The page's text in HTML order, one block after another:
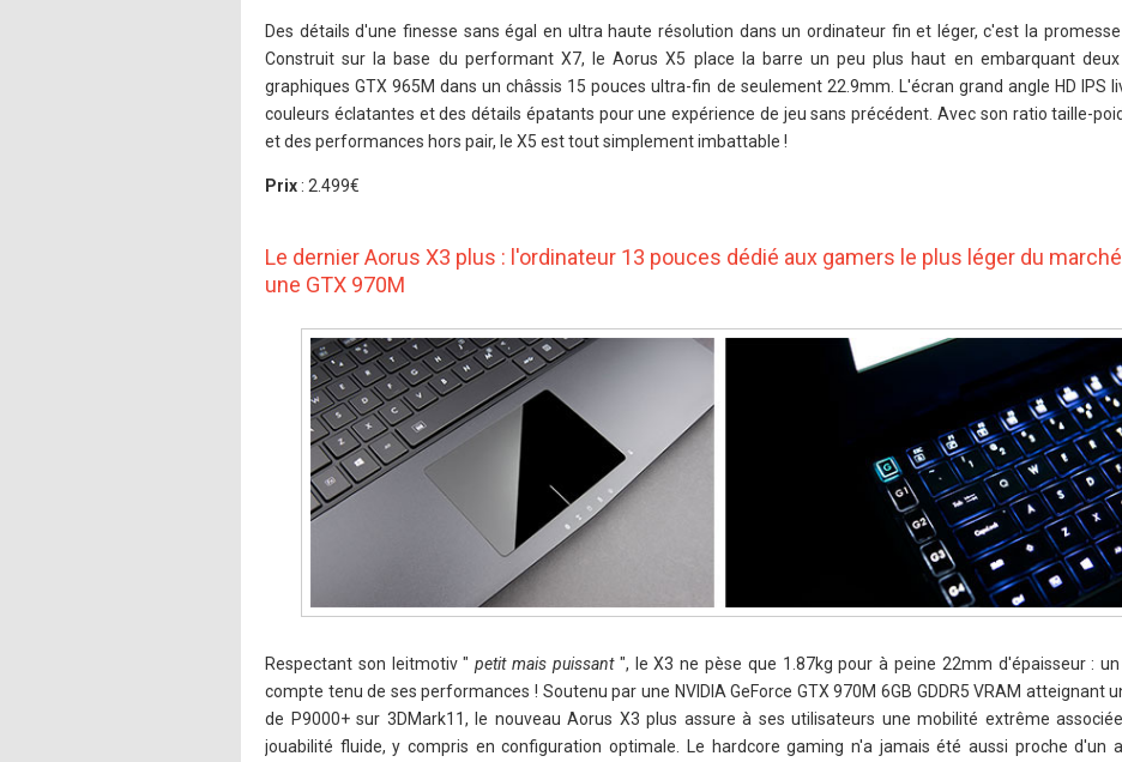
Des détails d'une finesse sans égal en ultra haute résolution dans un ordinateur fin et léger, c'est la promesse
Construit sur la base du performant X7, le Aorus X5 place la barre un peu plus haut en embarquant
graphiques GTX 965M dans un châssis 15 pouces ultra-fin de seulement 22.9mm. L'écran grand angle HD IPS
couleurs éclatantes et des détails épatants pour une expérience de jeu sans précédent. Avec son ratio taille-
et des performances hors pair, le X5 est tout simplement imbattable !
Prix : 2.499€
Le dernier Aorus X3 plus : l'ordinateur 13 pouces dédié aux gamers le plus léger du
une GTX 970M
Respectant son leitmotiv " petit mais puissant ", le X3 ne pèse que 1.87kg pour à peine 22mm d'épaisseur : un
compte tenu de ses performances ! Soutenu par une NVIDIA GeForce GTX 970M 6GB GDDR5 VRAM atteignant
de P9000+ sur 3DMark11, le nouveau Aorus X3 plus assure à ses utilisateurs une mobilité extrême
jouabilité fluide, y compris en configuration optimale. Le hardcore gaming n'a jamais été aussi proche d'un